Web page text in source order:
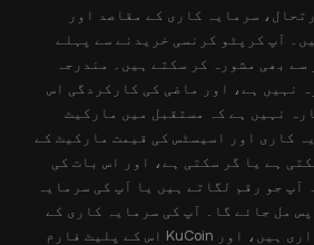
سرمایہ کاری کے مقاصد اور
آپ کرپٹو کرنسی خریدنے سے پہلے
سے بھی مشورہ کر سکتے ہیں۔ مندرجہ
نہیں ہے، اور ماضی کی کارکردگی اس
نہیں ہے کہ مستقبل میں مارکیٹ
کاری اور اسیسٹس کی قیمت مارکیٹ کے
ہے یا گر سکتی ہے، اور اس بات کی
آپ جو رقم لگاتے ہیں یا آپ کی سرمایہ
مل جائے گا۔ آپ کی سرمایہ کاری کے
فیصلے آپ کی واحد ذمہ داری ہیں، اور KuCoin اس کے پلیٹ فارم